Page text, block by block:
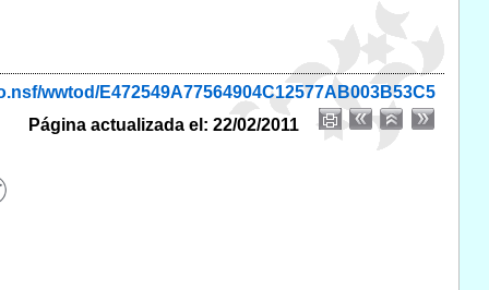
wwtod/E472549A77564904C12577AB003B53C5
Página actualizada el: 22/02/2011